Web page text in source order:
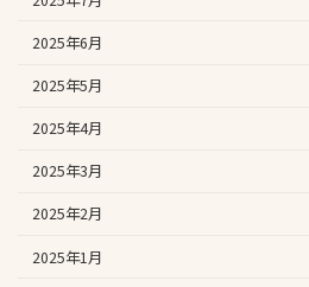
2025年6月
2025年5月
2025年4月
2025年3月
2025年2月
2025年1月